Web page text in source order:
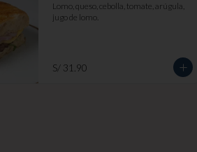
Lomo, queso, cebolla, tomate, arúgula,
jugo de lomo.
S/ 31.90